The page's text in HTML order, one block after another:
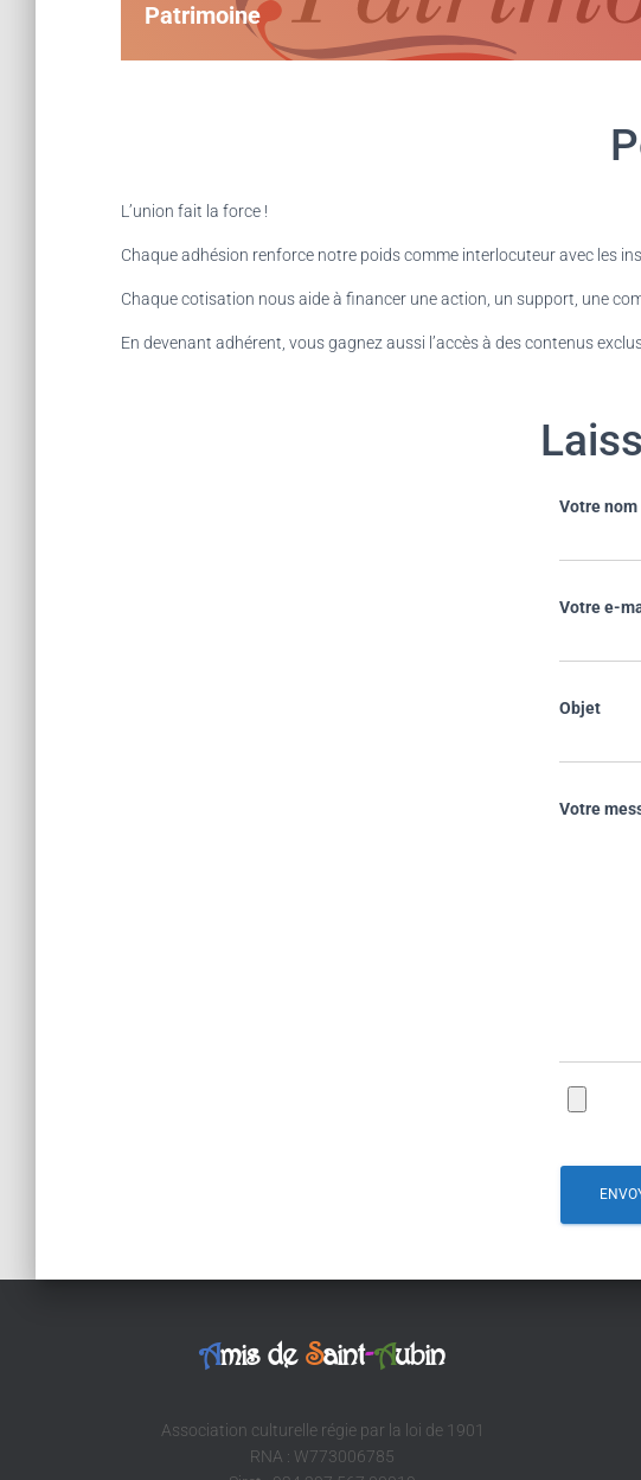
Patrimoine
L’union fait la force !
Chaque adhésion renforce notre poids comme interlocuteur avec les
Chaque cotisation nous aide à financer une action, un support, une
En devenant adhérent, vous gagnez aussi l’accès à des contenus
Votre nom
Votre e-
Objet
Votre
Amis de Saint-Aubin
Association culturelle régie par la loi de 1901
RNA : W773006785